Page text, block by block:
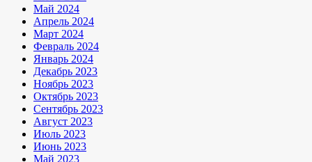
Май 2024
Апрель 2024
Март 2024
Февраль 2024
Январь 2024
Декабрь 2023
Ноябрь 2023
Октябрь 2023
Сентябрь 2023
Август 2023
Июль 2023
Июнь 2023
Май 2023